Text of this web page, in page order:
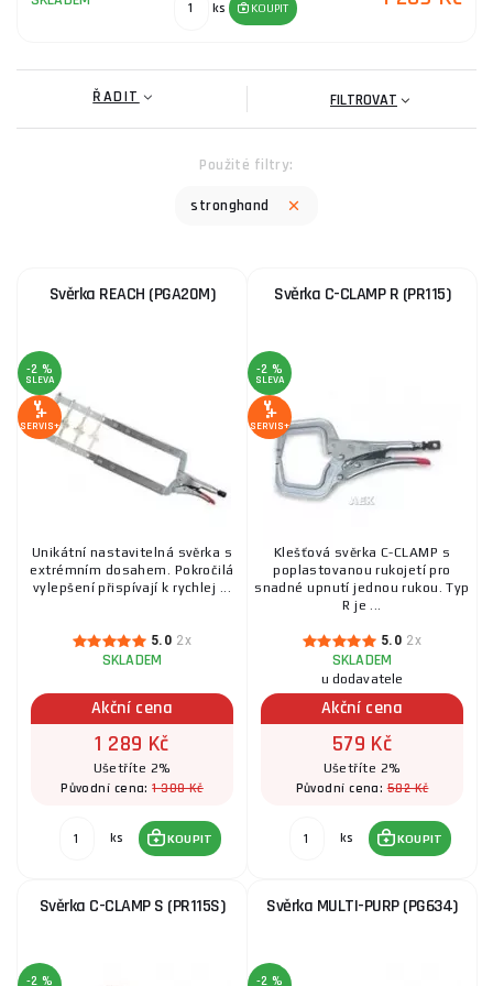
poradnu.
ks KOUPIT
ŘADIT FILTROVAT
Použité filtry:
stronghand
Svěrka REACH (PGA20M)
-2 %
SLEVA
SERVIS+
Unikátní nastavitelná svěrka s
extrémním dosahem. Pokročilá
vylepšení přispívají k rychlej ...
5.0 2x
SKLADEM
Akční cena
1 289 Kč
Ušetříte 2%
Původní cena:1 308 Kč
ks KOUPIT
Svěrka C-CLAMP R (PR115)
-2 %
SLEVA
SERVIS+
Klešťová svěrka C-CLAMP s
poplastovanou rukojetí pro
snadné upnutí jednou rukou. Typ
R je ...
5.0 2x
SKLADEM
u dodavatele
Akční cena
579 Kč
Ušetříte 2%
Původní cena:582 Kč
ks KOUPIT
Svěrka C-CLAMP S (PR115S)
-2 %
Svěrka MULTI-PURP (PG634)
-2 %